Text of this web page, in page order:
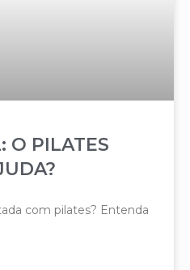
O PILATES
com pilates? Entenda